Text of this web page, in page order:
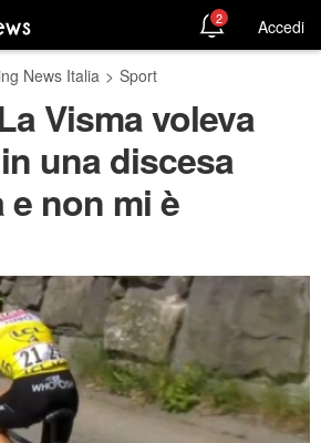
2 Accedi
News Italia > Sport
Visma voleva
una discesa
non mi è